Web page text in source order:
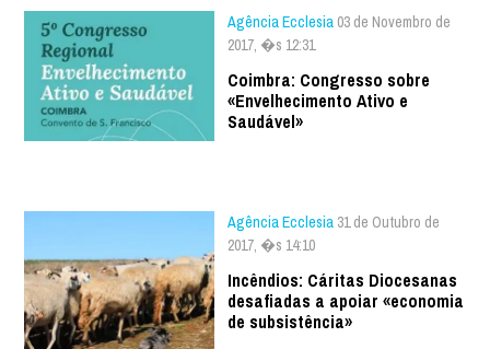
Agência Ecclesia 03 de Novembro de
2017, �s 12:31
Coimbra: Congresso sobre
«Envelhecimento Ativo e
Saudável»
Agência Ecclesia 31 de Outubro de
2017, �s 14:10
Incêndios: Cáritas Diocesanas
desafiadas a apoiar «economia
de subsistência»